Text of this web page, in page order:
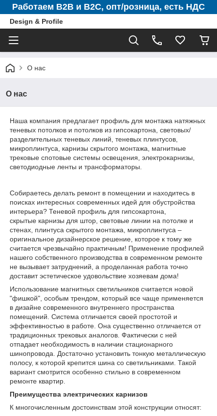
Работаем B2B и B2C, опт/розница, есть НДС
Design & Profile
О нас
О нас
Наша компания предлагает профиль для монтажа натяжных
теневых потолков и потолков из гипсокартона, световых/
разделительных теневых линий, теневых плинтусов,
микроплинтуса, карнизы скрытого монтажа, магнитные
трековые спотовые системы освещения, электрокарнизы,
светодиодные ленты и трансформаторы.
Собираетесь делать ремонт в помещении и находитесь в
поисках интересных современных идей для обустройства
интерьера? Теневой профиль для гипсокартона,
скрытые карнизы для штор, световые линии на потолке и
стенах, плинтуса скрытого монтажа, микроплинтуса –
оригинальное дизайнерское решение, которое к тому же
считается чрезвычайно практичным! Применение профилей
нашего собственного производства в современном ремонте
не вызывает затруднений, а проделанная работа точно
доставит эстетическое удовольствие хозяевам дома!
Использование магнитных светильников считается новой
"фишкой", особым трендом, который все чаще применяется
в дизайне современного внутреннего пространства
помещений. Система отличается своей простотой и
эффективностью в работе. Она существенно отличается от
традиционных трековых аналогов. Фактически с ней
отпадает необходимость в наличии стационарного
шинопровода. Достаточно установить тонкую металлическую
полосу, к которой крепится шина со светильниками. Такой
вариант смотрится особенно стильно в современном
ремонте квартир.
Преимущества электрических карнизов
К многочисленным достоинствам этой конструкции относят: